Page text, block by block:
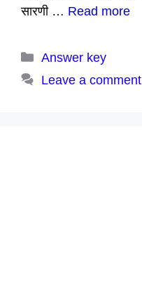
सारणी … Read more
Categories
Answer key
Leave a comment